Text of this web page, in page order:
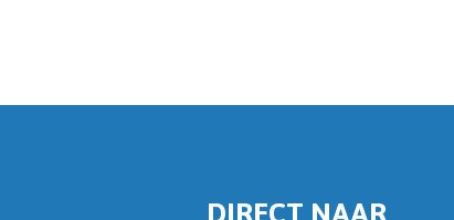
DIRECT NAAR